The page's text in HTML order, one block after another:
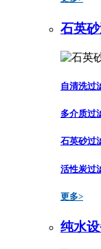
石英
自清洗过
多介质过
石英砂过
活性炭过
更多>
纯水